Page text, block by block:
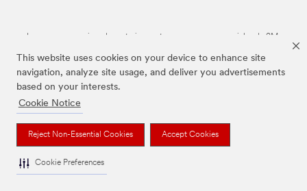
This website uses cookies on your device to enhance site
navigation, analyze site usage, and deliver you advertisements
based on your interests.
Cookie Notice
Reject Non-Essential Cookies Accept Cookies
Cookie Preferences
Las marcas mencionadas anteriormente son marcas comerciales de 3M.